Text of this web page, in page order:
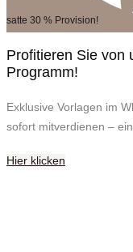
satte 30 % Provision!
Profitieren Sie von
Programm!
Exklusive Vorlagen im
sofort mitverdienen –
Hier klicken